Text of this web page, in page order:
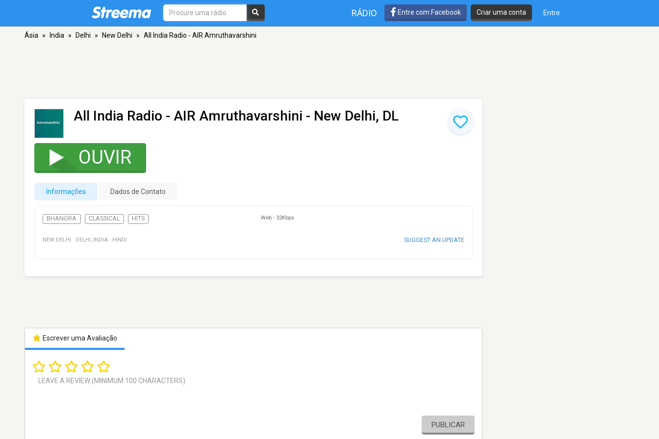
RÁDIO Entre com Facebook Criar uma conta Entre
Ásia » India » Delhi » New Delhi » All India Radio - AIR Amruthavarshini
All India Radio - AIR Amruthavarshini - New Delhi, DL
OUVIR
Informações Dados de Contato
BHANGRA CLASSICAL HITS Web - 32Kbps
NEW DELHI · DELHI , INDIA · HINDI SUGGEST AN UPDATE
Escrever uma Avaliação
PUBLICAR